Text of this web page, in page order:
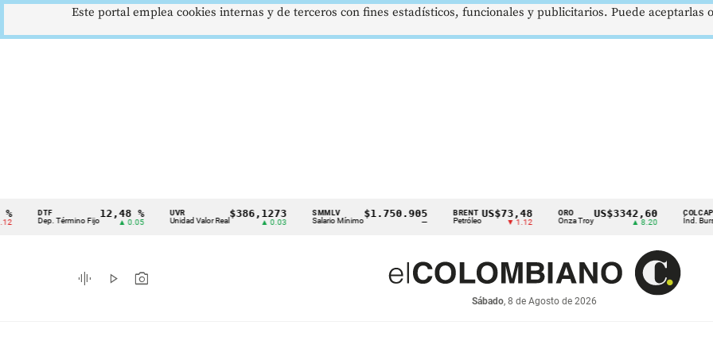
Cintillo
indicadores
económicos
Dep. Término Fijo
12,48 %
▲ 0.05 Unidad Valor Real
$386,1273
▲ 0.03
SMMLV
Salario Mínimo
$1.750.905 BRENT
Petróleo
US$73,48
▼ 1.12 Onza Troy
US$3342,60
▲ 8.20
COLCAP
Índ. Bursátil
graphic_eq play_arrow photo_camera
Sábado, 8 de Agosto de 2026
Este portal emplea cookies internas y de terceros con fines estadísticos, funcionales y publicitarios. Puede aceptarlas